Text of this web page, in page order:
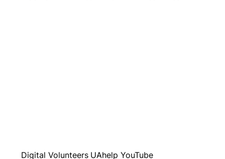
Digital Volunteers UAhelp YouTube